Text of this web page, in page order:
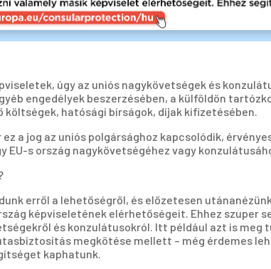
úgy az uniós nagykövetségek és
engedélyek beszerzésében, a külföldön
hatósági bírságok, díjak kifizetésében.
a jog az uniós polgársághoz kapcsolódik,
EU-s ország nagykövetségéhez vagy
erről a lehetőségről, és előzetesen
képviseletének elérhetőségeit. Ehhez
és konzulátusokról. Itt például azt is
megkötése mellett – még érdemes
kaphatunk.